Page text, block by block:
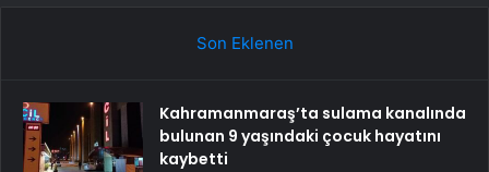
Son Eklenen
Kahramanmaraş’ta sulama kanalında
bulunan 9 yaşındaki çocuk hayatını
kaybetti